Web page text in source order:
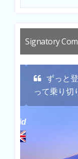
Signatory
ずっと登
って乗り切